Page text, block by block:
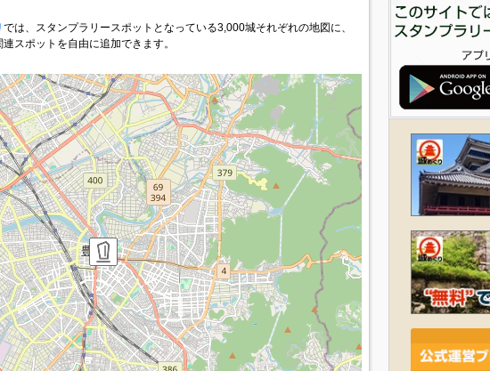
では、スタンプラリースポットとなっている3,000城それぞれの地図に、
スポットを自由に追加できます。